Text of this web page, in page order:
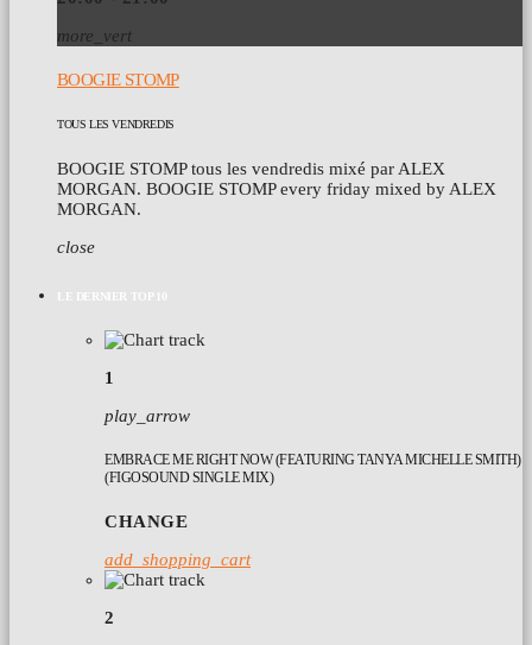
more_vert
BOOGIE STOMP
TOUS LES VENDREDIS
BOOGIE STOMP tous les vendredis mixé par ALEX
MORGAN. BOOGIE STOMP every friday mixed by ALEX
MORGAN.
close
LE DERNIER TOP 10
1
play_arrow
EMBRACE ME RIGHT NOW (FEATURING TANYA MICHELLE SMITH)
(FIGOSOUND SINGLE MIX)
CHANGE
add_shopping_cart
2